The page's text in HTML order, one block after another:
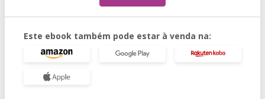
Este ebook também pode estar à venda na: